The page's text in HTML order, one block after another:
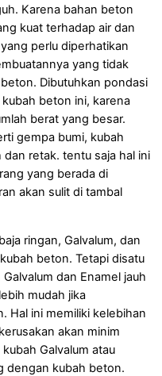
Karena bahan beton
kuat terhadap air dan
perlu diperhatikan
yang tidak
Dibutuhkan pondasi
beton ini, karena
berat yang besar.
gempa bumi, kubah
retak. tentu saja hal ini
yang berada di
akan sulit di tambal
ringan, Galvalum, dan
beton. Tetapi disatu
dan Enamel jauh
mudah jika
Hal ini memiliki kelebihan
akan minim
Galvalum atau
dengan kubah beton.